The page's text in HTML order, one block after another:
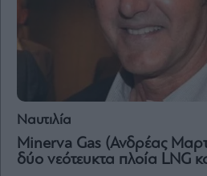
Ναυτιλία
Minerva Gas (Ανδρέας
δύο νεότευκτα πλοία LNG